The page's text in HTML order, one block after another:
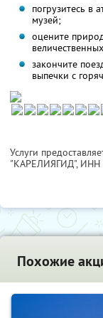
погрузитесь в
музей;
оцените
закончите
выпечки с
Услуги
"КАРЕЛИЯГИД", ИНН
Похожие